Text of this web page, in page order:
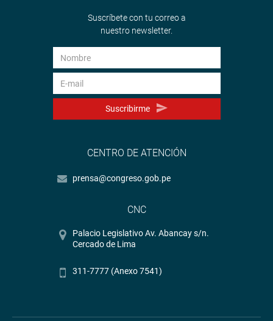
Suscríbete con tu correo a
nuestro newsletter.
Suscribirme
CENTRO DE ATENCIÓN
prensa@congreso.gob.pe
CNC
Palacio Legislativo Av. Abancay s/n.
Cercado de Lima
311-7777 (Anexo 7541)